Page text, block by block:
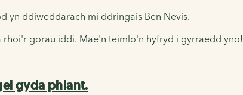
yn ddiweddarach mi ddringais Ben Nevis.
rhoi'r gorau iddi. Mae'n teimlo'n hyfryd i gyrraedd yno!
gyda phlant.